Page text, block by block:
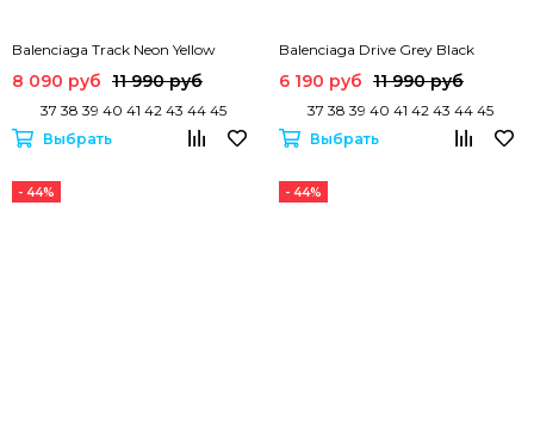
Balenciaga Track Neon Yellow
8 090 руб 11 990 руб
37 38 39 40 41 42 43 44 45
Выбрать
Balenciaga Drive Grey Black
6 190 руб 11 990 руб
37 38 39 40 41 42 43 44 45
Выбрать
- 44% - 44%